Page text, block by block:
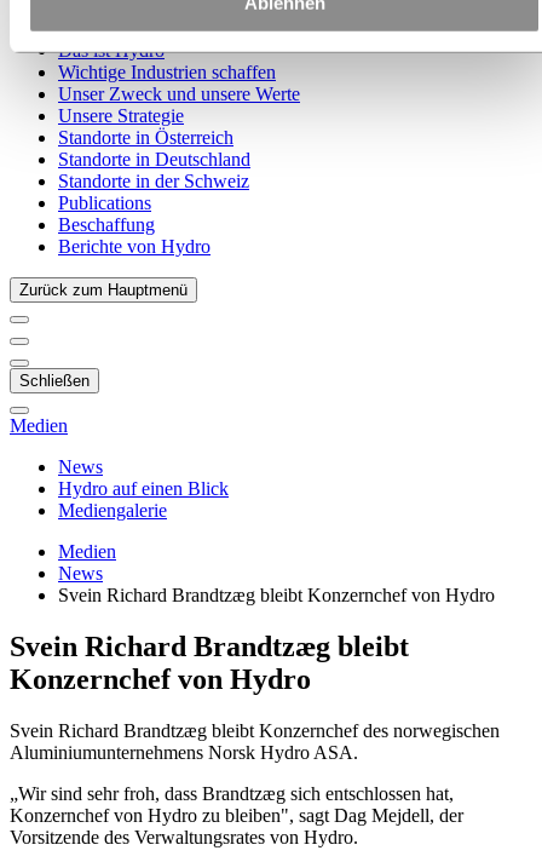
Zu:Über Hydro
Das ist Hydro
Wichtige Industrien schaffen
Unser Zweck und unsere Werte
Unsere Strategie
Standorte in Österreich
Standorte in Deutschland
Standorte in der Schweiz
Publications
Beschaffung
Berichte von Hydro
Zurück zum Hauptmenü
Schließen
Medien
News
Hydro auf einen Blick
Mediengalerie
Medien
News
Svein Richard Brandtzæg bleibt Konzernchef von Hydro
Svein Richard Brandtzæg bleibt
Konzernchef von Hydro
Svein Richard Brandtzæg bleibt Konzernchef des norwegischen
Aluminiumunternehmens Norsk Hydro ASA.
„Wir sind sehr froh, dass Brandtzæg sich entschlossen hat,
Konzernchef von Hydro zu bleiben", sagt Dag Mejdell, der
Vorsitzende des Verwaltungsrates von Hydro.